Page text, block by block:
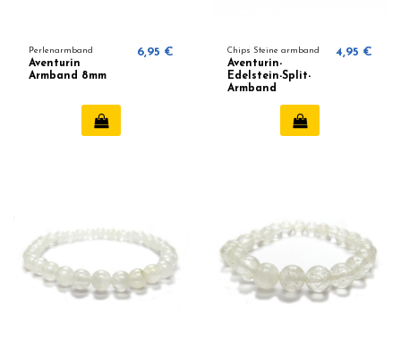
Perlenarmband
Aventurin
Armband 8mm
6,95 € Chips Steine armband
Aventurin-
Edelstein-Split-
Armband
4,95 €